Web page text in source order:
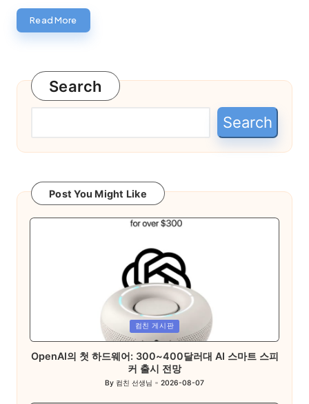
Read More
Search
Search
Post You Might Like
in
컴친 게시판
OpenAI의 첫 하드웨어: 300~400달러대 AI 스마트 스피
커 출시 전망
Posted
By 컴친 선생님 2026-08-07